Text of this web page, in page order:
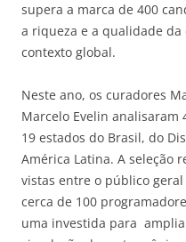
supera a marca de 400
a riqueza e a qualidade
contexto global.
Neste ano, os curadores
Marcelo Evelin analisaram
19 estados do Brasil, do
América Latina. A seleção
vistas entre o público
cerca de 100
uma investida para